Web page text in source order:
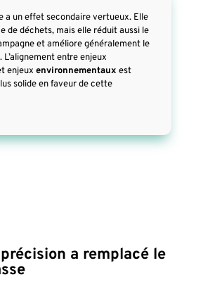
a un effet secondaire vertueux. Elle
de déchets, mais elle réduit aussi le
et améliore généralement le
L’alignement entre enjeux
enjeux environnementaux est
solide en faveur de cette
a remplacé le